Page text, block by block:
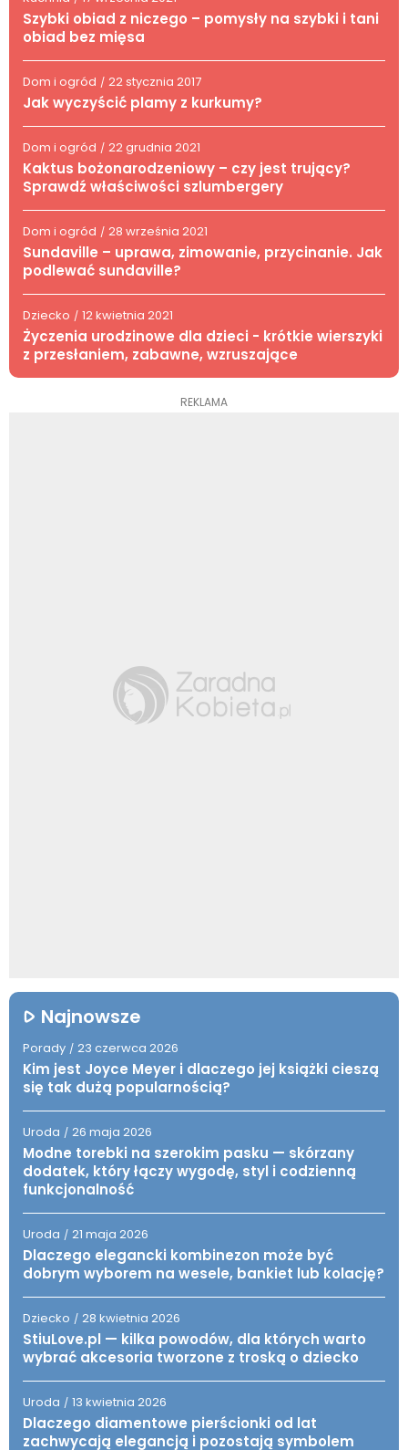
Szybki obiad z niczego – pomysły na szybki i tani
obiad bez mięsa
Dom i ogród / 22 stycznia 2017
Jak wyczyścić plamy z kurkumy?
Dom i ogród / 22 grudnia 2021
Kaktus bożonarodzeniowy – czy jest trujący?
Sprawdź właściwości szlumbergery
Dom i ogród / 28 września 2021
Sundaville – uprawa, zimowanie, przycinanie. Jak
podlewać sundaville?
Dziecko / 12 kwietnia 2021
Życzenia urodzinowe dla dzieci - krótkie wierszyki
z przesłaniem, zabawne, wzruszające
REKLAMA
Najnowsze
Porady / 23 czerwca 2026
Kim jest Joyce Meyer i dlaczego jej książki cieszą
się tak dużą popularnością?
Uroda / 26 maja 2026
Modne torebki na szerokim pasku — skórzany
dodatek, który łączy wygodę, styl i codzienną
funkcjonalność
Uroda / 21 maja 2026
Dlaczego elegancki kombinezon może być
dobrym wyborem na wesele, bankiet lub kolację?
Dziecko / 28 kwietnia 2026
StiuLove.pl — kilka powodów, dla których warto
wybrać akcesoria tworzone z troską o dziecko
Uroda / 13 kwietnia 2026
Dlaczego diamentowe pierścionki od lat
zachwycają elegancją i pozostają symbolem